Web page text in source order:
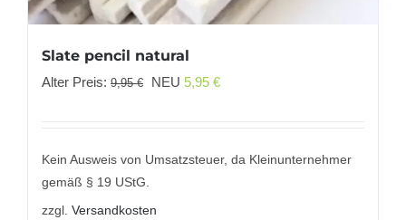
Slate pencil natural
Alter Preis: 9,95€
Ursprünglicher
9,95 €
NEU 5,95 €Aktueller
5,95 €.
Kein Ausweis von Umsatzsteuer, da Kleinunternehmer
gemäß § 19 UStG.
zzgl. Versandkosten